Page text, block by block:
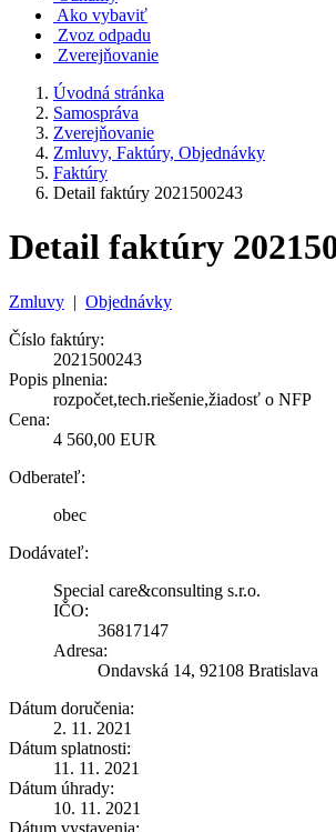
Ako vybaviť
Zvoz odpadu
Zverejňovanie
Úvodná stránka
Samospráva
Zverejňovanie
Zmluvy, Faktúry, Objednávky
Faktúry
Detail faktúry 2021500243
Detail faktúry
Zmluvy | Objednávky
Číslo faktúry:
2021500243
Popis plnenia:
rozpočet,tech.riešenie,žiadosť o NFP
Cena:
4 560,00 EUR
Odberateľ:
obec
Dodávateľ:
Special care&consulting s.r.o.
IČO:
36817147
Adresa:
Ondavská 14, 92108 Bratislava
Dátum doručenia:
2. 11. 2021
Dátum splatnosti:
11. 11. 2021
Dátum úhrady:
10. 11. 2021
Dátum vystavenia: